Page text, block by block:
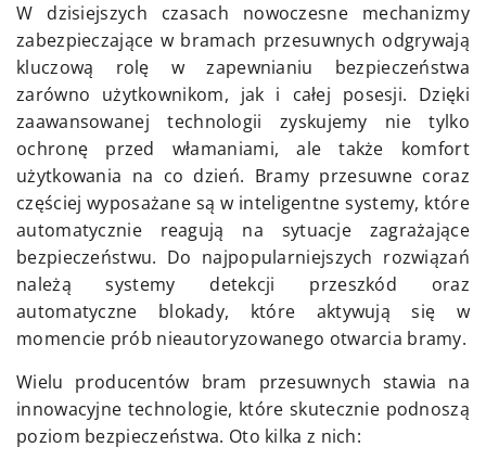
W dzisiejszych czasach nowoczesne mechanizmy
zabezpieczające w bramach przesuwnych odgrywają
kluczową rolę w zapewnianiu bezpieczeństwa
zarówno użytkownikom, jak i całej posesji. Dzięki
zaawansowanej technologii zyskujemy nie tylko
ochronę przed włamaniami, ale także komfort
użytkowania na co dzień. Bramy przesuwne coraz
częściej wyposażane są w inteligentne systemy, które
automatycznie reagują na sytuacje zagrażające
bezpieczeństwu. Do najpopularniejszych rozwiązań
należą systemy detekcji przeszkód oraz
automatyczne blokady, które aktywują się w
momencie prób nieautoryzowanego otwarcia bramy.
Wielu producentów bram przesuwnych stawia na
innowacyjne technologie, które skutecznie podnoszą
poziom bezpieczeństwa. Oto kilka z nich: